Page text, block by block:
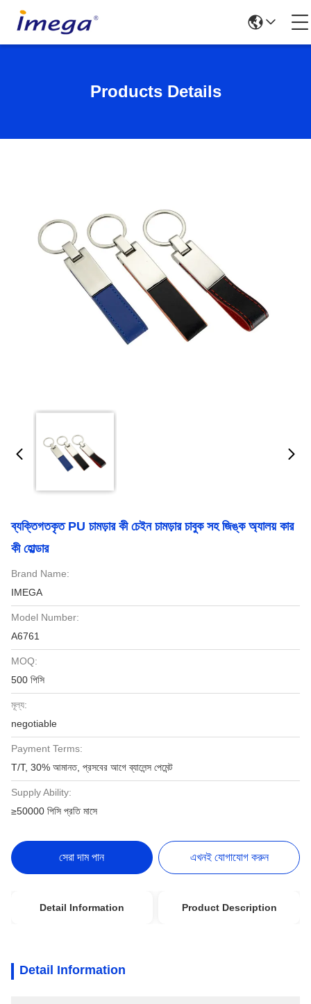
Products Details
ব্যক্তিগতকৃত PU চামড়ার কী চেইন চামড়ার চাবুক সহ জিঙ্ক অ্যালয় কার
কী হোল্ডার
Brand Name:
IMEGA
Model Number:
A6761
MOQ:
500 পিসি
মূল্য:
negotiable
Payment Terms:
T/T, 30% আমানত, প্রসবের আগে ব্যালেন্স পেমেন্ট
Supply Ability:
≥50000 পিসি প্রতি মাসে
সেরা দাম পান এখনই যোগাযোগ করুন
Detail Information Product Description
Detail Information